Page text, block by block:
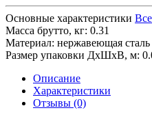
Основные характеристики
Масса брутто, кг: 0.31
Материал: нержавеющая сталь
Размер упаковки ДхШхВ, м:
Описание
Характеристики
Отзывы (0)